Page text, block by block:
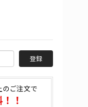
登録
のご注文で
！